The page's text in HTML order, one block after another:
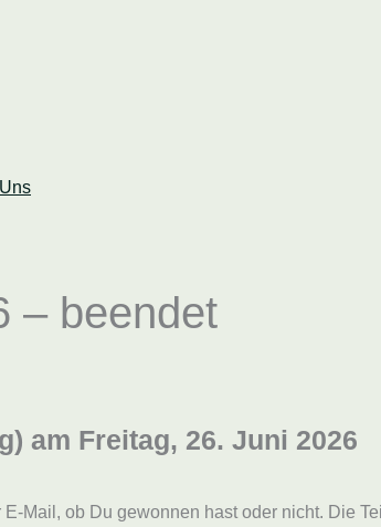
– beendet
am Freitag, 26. Juni 2026
Mail, ob Du gewonnen hast oder nicht. Die